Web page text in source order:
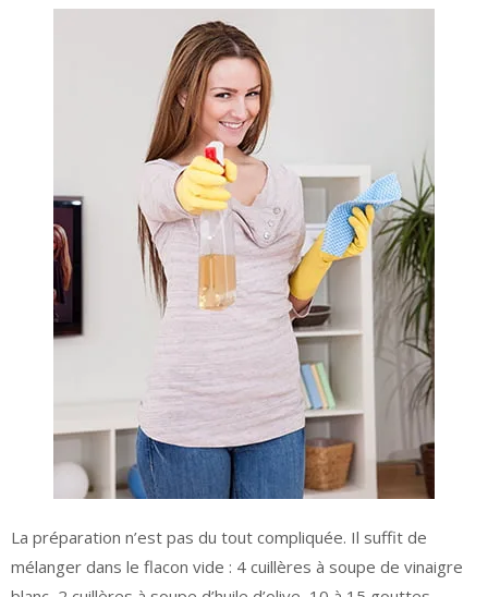
La préparation n’est pas du tout compliquée. Il suffit de
mélanger dans le flacon vide : 4 cuillères à soupe de vinaigre